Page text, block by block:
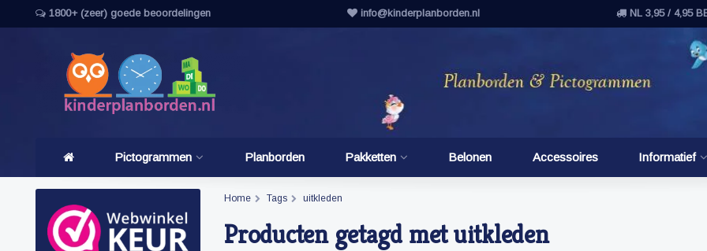
1800+ (zeer) goede beoordelingen info@kinderplanborden.nl NL 3,95 / 4,95
Pictogrammen Planborden Pakketten Belonen Accessoires Informatief
Home Tags uitkleden
Producten getagd met uitkleden